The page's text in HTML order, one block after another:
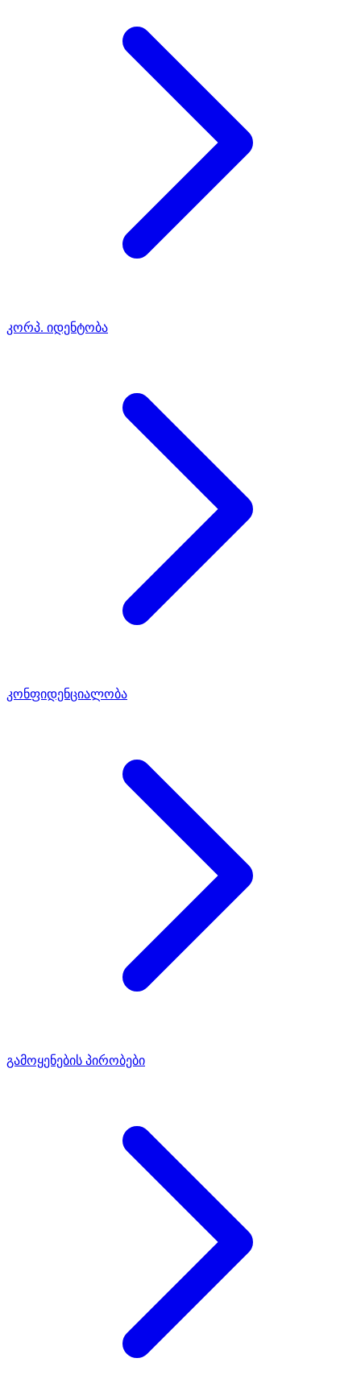
კორპ. იდენტობა
კონფიდენციალობა
გამოყენების პირობები